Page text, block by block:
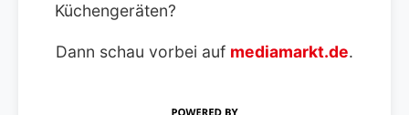
Küchengeräten?
Dann schau vorbei auf mediamarkt.de.